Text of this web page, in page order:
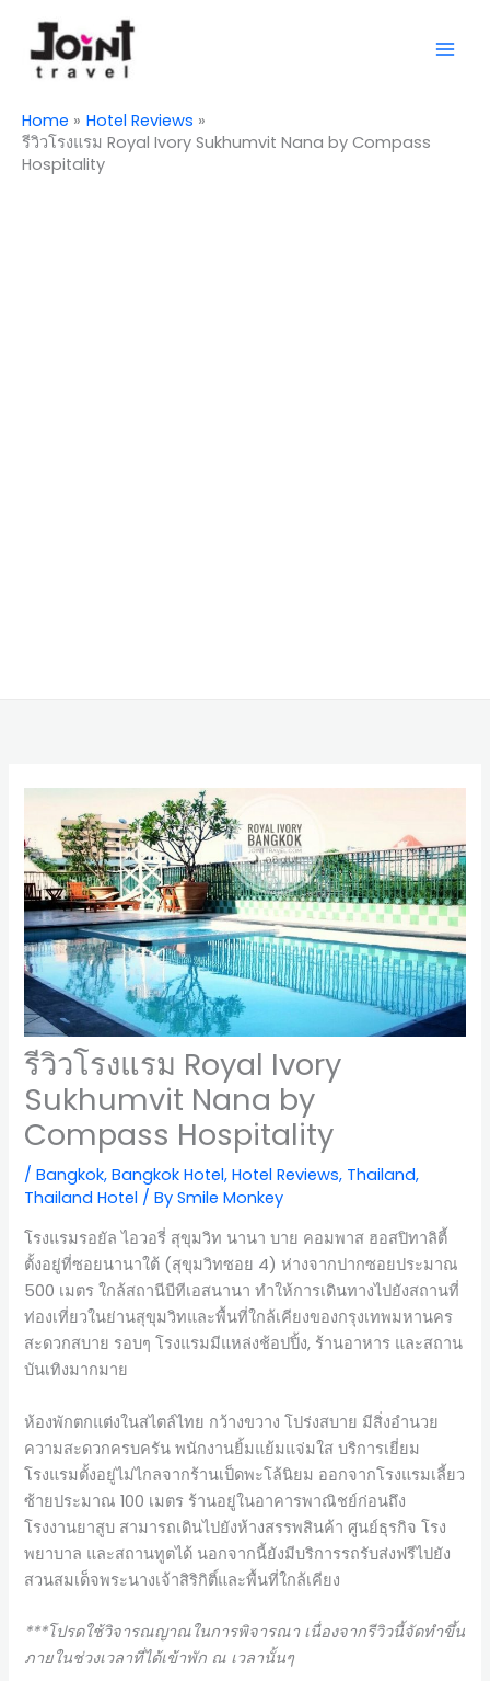
content
Home
Hotel Reviews
รีวิวโรงแรม Royal Ivory Sukhumvit Nana by Compass
Hospitality
รีวิวโรงแรม Royal Ivory
Sukhumvit Nana by
Compass Hospitality
/Bangkok,Bangkok Hotel,Hotel Reviews, Thailand,
Thailand Hotel / BySmile Monkey
โรงแรมรอยัล ไอวอรี่ สุขุมวิท นานา บาย คอมพาส ฮอสปิทาลิตี้
ตั้งอยู่ที่ซอยนานาใต้ (สุขุมวิทซอย 4) ห่างจากปากซอยประมาณ
500 เมตร ใกล้สถานีบีทีเอสนานา ทำให้การเดินทางไปยังสถานที่
ท่องเที่ยวในย่านสุขุมวิทและพื้นที่ใกล้เคียงของกรุงเทพมหานคร
สะดวกสบาย รอบๆ โรงแรมมีแหล่งช้อปปิ้ง, ร้านอาหาร และสถาน
บันเทิงมากมาย
ห้องพักตกแต่งในสไตล์ไทย กว้างขวาง โปร่งสบาย มีสิ่งอำนวย
ความสะดวกครบครัน พนักงานยิ้มแย้มแจ่มใส บริการเยี่ยม
โรงแรมตั้งอยู่ไม่ไกลจากร้านเป็ดพะโล้นิยม ออกจากโรงแรมเลี้ยว
ซ้ายประมาณ 100 เมตร ร้านอยู่ในอาคารพาณิชย์ก่อนถึง
โรงงานยาสูบ สามารถเดินไปยังห้างสรรพสินค้า ศูนย์ธุรกิจ โรง
พยาบาล และสถานทูตได้ นอกจากนี้ยังมีบริการรถรับส่งฟรีไปยัง
สวนสมเด็จพระนางเจ้าสิริกิติ์และพื้นที่ใกล้เคียง
***โปรดใช้วิจารณญาณในการพิจารณา เนื่องจากรีวิวนี้จัดทำขึ้น
ภายในช่วงเวลาที่ได้เข้าพัก ณ เวลานั้นๆ